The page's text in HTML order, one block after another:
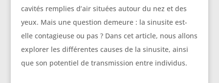
cavités remplies d’air situées autour du nez et des
yeux. Mais une question demeure : la sinusite est-
elle contagieuse ou pas ? Dans cet article, nous allons
explorer les différentes causes de la sinusite, ainsi
que son potentiel de transmission entre individus.